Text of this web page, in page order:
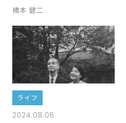
橋本 健二
ライフ
2024.08.06